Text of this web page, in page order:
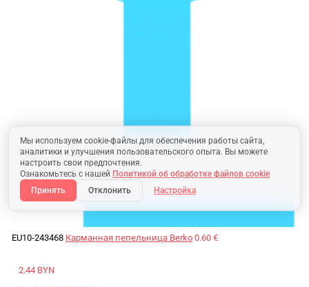
Мы используем cookie-файлы для обеспечения работы сайта,
аналитики и улучшения пользовательского опыта. Вы можете
настроить свои предпочтения.
Ознакомьтесь с нашей Политикой об обработке файлов cookie
Принять
Отклонить Настройка
EU10-243468 Карманная пепельница Berko 0.60 €
2.44 BYN